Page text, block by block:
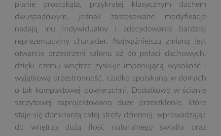
planie prostokąta, przykrytej klasycznym dachem
dwuspadowym, jednak zastosowane modyfikacje
nadają mu indywidualny i zdecydowanie bardziej
reprezentacyjny charakter. Najważniejszą zmianą jest
otwarcie przestrzeni salonu aż do połaci dachowych,
dzięki czemu wnętrze zyskuje imponującą wysokość i
wyjątkową przestronność, rzadko spotykaną w domach
o tak kompaktowej powierzchni. Dodatkowo w ścianie
szczytowej zaprojektowano duże przeszklenie, które
staje się dominantą całej strefy dziennej, wprowadzając
do wnętrza dużą ilość naturalnego światła oraz